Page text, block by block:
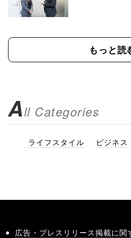
もっと読
All Categories
ライフスタイル ビジネス
広告・プレスリリース掲載に関